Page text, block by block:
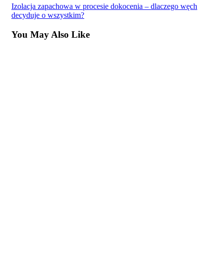
Izolacja zapachowa w procesie dokocenia – dlaczego węch
decyduje o wszystkim?
You May Also Like